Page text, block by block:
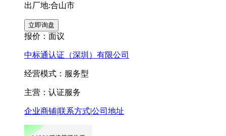
出厂地:合山市
报价： 面议
中标通认证（深圳）有限公司
经营模式：服务型
主营：认证服务
企业商铺|联系方式|公司地址